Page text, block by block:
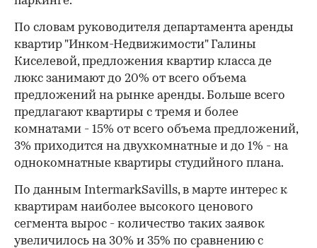
По словам руководителя департамента аренды
квартир "Инком-Недвижимости" Галины
Киселевой, предложения квартир класса де
люкс занимают до 20% от всего объема
предложений на рынке аренды. Больше всего
предлагают квартиры с тремя и более
комнатами - 15% от всего объема предложений,
3% приходится на двухкомнатные и до 1% - на
однокомнатные квартиры студийного плана.
По данным IntermarkSavills, в марте интерес к
квартирам наиболее высокого ценового
сегмента вырос - количество таких заявок
увеличилось на 30% и 35% по сравнению с